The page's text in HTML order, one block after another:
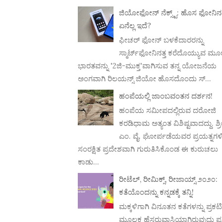
ಜಿಯೋಫೋನ್ ನೆಕ್ಸ್ಟ್: ಹೊಸ
ಏನೆಲ್ಲ ಇದೆ?
ಫೀಚರ್ ಫೋನ್ ಬಳಕೆದಾರರನ್ನು
ಸ್ಮಾರ್ಟ್‌ಫೋನಿನತ್ತ ಕರೆದೊಯ್ಯುವ
ಭಾರತವನ್ನು '2ಜಿ-ಮುಕ್ತ'ವಾಗಿಸುವ ತನ್ನ ಯೋಜನೆಯ
ಅಂಗವಾಗಿ ರಿಲಯನ್ಸ್ ಜಿಯೋ ಹೊಸದೊಂದು ಸ್...
ಹಂಪೆಯಲ್ಲಿ ಜಾಂಬವಂತನ ದರ್ಶನ!
ಹಂಪೆಯ ಸಮೀಪದಲ್ಲಿರುವ ದರೋಜಿ
ಕರಡಿಧಾಮ ಅತ್ಯಂತ ವಿಶಿಷ್ಟವಾದದ್ದು.
ಎಂ. ವೈ. ಘೋರ್ಪಡೆಯವರ
ಸಂರಕ್ಷಿತ ಪ್ರದೇಶವಾಗಿ ಗುರುತಿಸಿಕೊಂಡ ಈ ಕುರುಚಲು
ಕಾಡು...
ರೀಟೆಲ್, ರೀಮಿಕ್ಸ್, ರೀಜಾಯ್ಸ್ ೨೦೨೦:
ಕತೆಯೊಂದನ್ನು ಕನ್ನಡಕ್ಕೆ ತನ್ನಿ!
ಮಕ್ಕಳಿಗಾಗಿ ವಿನೂತನ ಕತೆಗಳನ್ನು
ಮೂಲಕ ಹೆಸರುವಾಸಿಯಾಗಿರುವುದು